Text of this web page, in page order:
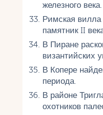
железного века.
Римская
памятник II
В Пиране
византийских
В Копере
периода.
В районе
охотников